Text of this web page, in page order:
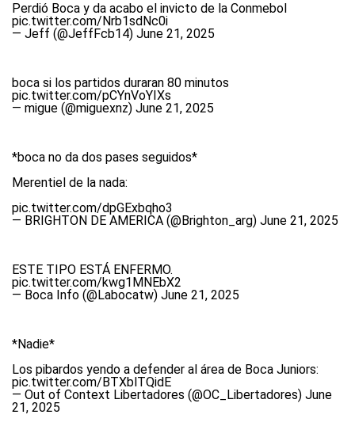
Perdió Boca y da acabo el invicto de la Conmebol
pic.twitter.com/Nrb1sdNc0i
— Jeff (@JeffFcb14) June 21, 2025
boca si los partidos duraran 80 minutos
pic.twitter.com/pCYnVoYIXs
— migue (@miguexnz) June 21, 2025
*boca no da dos pases seguidos*
Merentiel de la nada:
pic.twitter.com/dpGExbqho3
— BRIGHTON DE AMERICA (@Brighton_arg) June 21, 2025
ESTE TIPO ESTÁ ENFERMO.
pic.twitter.com/kwg1MNEbX2
— Boca Info (@Labocatw) June 21, 2025
*Nadie*
Los pibardos yendo a defender al área de Boca Juniors:
pic.twitter.com/BTXblTQidE
— Out of Context Libertadores (@OC_Libertadores) June
21, 2025